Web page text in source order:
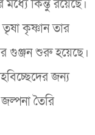
কিন্তু রয়েছে।
কৃষ্ণান তার
গুঞ্জন শুরু হয়েছে।
জন্য
তৈরি